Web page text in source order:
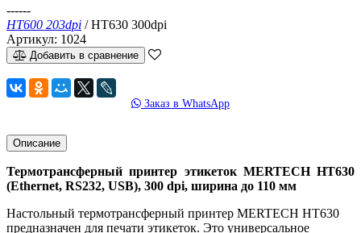
------
HT600 203dpi / HT630 300dpi
Артикул: 1024
Добавить в сравнение
Заказ в WhatsApp
Описание
Термотрансферный принтер этикеток MERTECH HT630
(Ethernet, RS232, USB), 300 dpi, ширина до 110 мм
Настольный термотрансферный принтер MERTECH HT630
предназначен для печати этикеток. Это универсальное